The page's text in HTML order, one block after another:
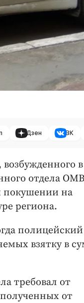
Дзен ВК
в
отдела
покушении на
региона.
полицейский
взятку в
требовал от
от